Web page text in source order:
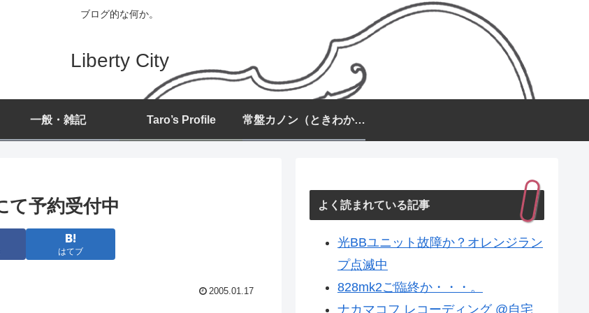
ブログ的な何か。
Liberty City
一般・雑記 Taro’s Profile 常盤カノン（ときわかのん）
て予約受付中
はてブ
2005.01.17
よく読まれている記事
光BBユニット故障か？オレンジラン
プ点滅中
828mk2ご臨終か・・・。
ナカマコフ レコーディング @自宅